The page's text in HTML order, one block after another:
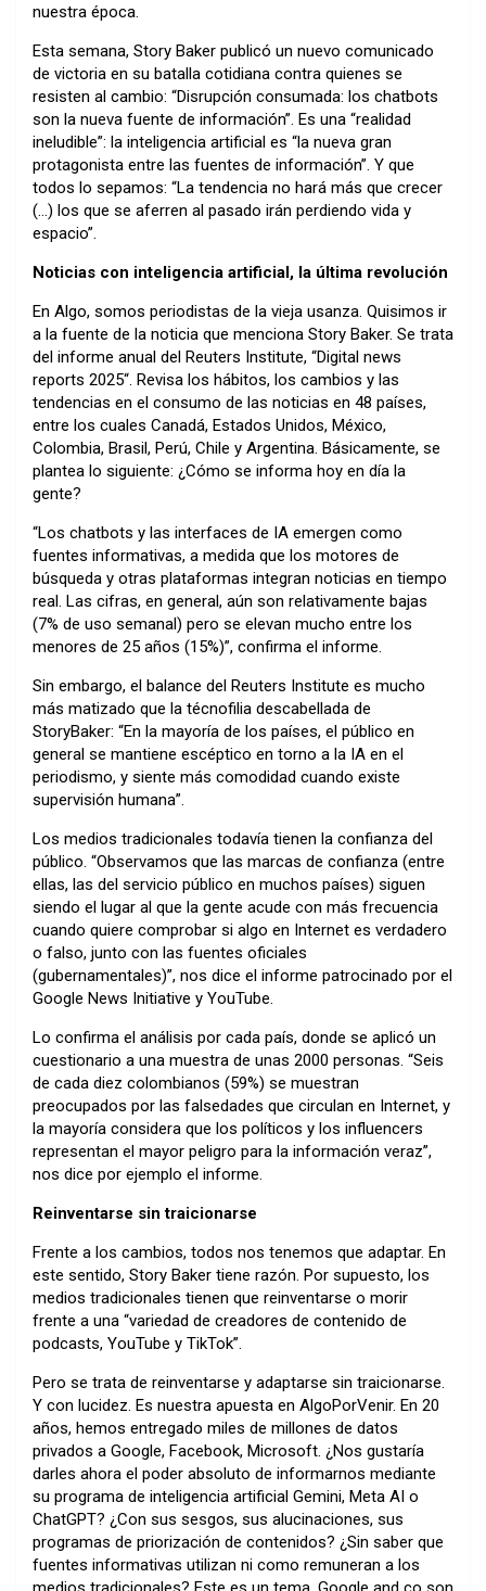
nuestra época.
Esta semana, Story Baker publicó un nuevo comunicado
de victoria en su batalla cotidiana contra quienes se
resisten al cambio: “Disrupción consumada: los chatbots
son la nueva fuente de información”. Es una “realidad
ineludible”: la inteligencia artificial es “la nueva gran
protagonista entre las fuentes de información”. Y que
todos lo sepamos: “La tendencia no hará más que crecer
(…) los que se aferren al pasado irán perdiendo vida y
espacio”.
Noticias con inteligencia artificial, la última revolución
En Algo, somos periodistas de la vieja usanza. Quisimos ir
a la fuente de la noticia que menciona Story Baker. Se trata
del informe anual del Reuters Institute, “Digital news
reports 2025“. Revisa los hábitos, los cambios y las
tendencias en el consumo de las noticias en 48 países,
entre los cuales Canadá, Estados Unidos, México,
Colombia, Brasil, Perú, Chile y Argentina. Básicamente, se
plantea lo siguiente: ¿Cómo se informa hoy en día la
gente?
“Los chatbots y las interfaces de IA emergen como
fuentes informativas, a medida que los motores de
búsqueda y otras plataformas integran noticias en tiempo
real. Las cifras, en general, aún son relativamente bajas
(7% de uso semanal) pero se elevan mucho entre los
menores de 25 años (15%)”, confirma el informe.
Sin embargo, el balance del Reuters Institute es mucho
más matizado que la técnofilia descabellada de
StoryBaker: “En la mayoría de los países, el público en
general se mantiene escéptico en torno a la IA en el
periodismo, y siente más comodidad cuando existe
supervisión humana”.
Los medios tradicionales todavía tienen la confianza del
público. “Observamos que las marcas de confianza (entre
ellas, las del servicio público en muchos países) siguen
siendo el lugar al que la gente acude con más frecuencia
cuando quiere comprobar si algo en Internet es verdadero
o falso, junto con las fuentes oficiales
(gubernamentales)”, nos dice el informe patrocinado por el
Google News Initiative y YouTube.
Lo confirma el análisis por cada país, donde se aplicó un
cuestionario a una muestra de unas 2000 personas. “Seis
de cada diez colombianos (59%) se muestran
preocupados por las falsedades que circulan en Internet, y
la mayoría considera que los políticos y los influencers
representan el mayor peligro para la información veraz”,
nos dice por ejemplo el informe.
Reinventarse sin traicionarse
Frente a los cambios, todos nos tenemos que adaptar. En
este sentido, Story Baker tiene razón. Por supuesto, los
medios tradicionales tienen que reinventarse o morir
frente a una “variedad de creadores de contenido de
podcasts, YouTube y TikTok”.
Pero se trata de reinventarse y adaptarse sin traicionarse.
Y con lucidez. Es nuestra apuesta en AlgoPorVenir. En 20
años, hemos entregado miles de millones de datos
privados a Google, Facebook, Microsoft. ¿Nos gustaría
darles ahora el poder absoluto de informarnos mediante
su programa de inteligencia artificial Gemini, Meta AI o
ChatGPT? ¿Con sus sesgos, sus alucinaciones, sus
programas de priorización de contenidos? ¿Sin saber que
fuentes informativas utilizan ni como remuneran a los